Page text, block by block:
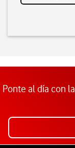
Ponte al día con